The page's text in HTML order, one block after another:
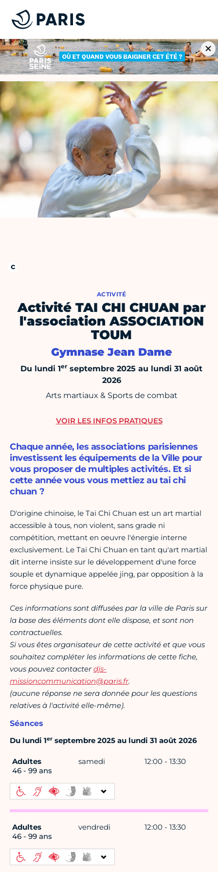
ACTIVITÉ
Activité TAI CHI CHUAN par
l'association ASSOCIATION
TOUM
Gymnase Jean Dame
Du lundi 1er septembre 2025 au lundi 31 août
2026
Arts martiaux & Sports de combat
Chaque année, les associations parisiennes
investissent les équipements de la Ville pour
vous proposer de multiples activités. Et si
cette année vous vous mettiez au tai chi
chuan ?
D'origine chinoise, le Tai Chi Chuan est un art martial
accessible à tous, non violent, sans grade ni
compétition, mettant en oeuvre l'énergie interne
exclusivement. Le Tai Chi Chuan en tant qu'art martial
dit interne insiste sur le développement d'une force
souple et dynamique appelée jing, par opposition à la
force physique pure.
Ces informations sont diffusées par la ville de Paris sur
la base des éléments dont elle dispose, et sont non
contractuelles.
Si vous êtes organisateur de cette activité et que vous
souhaitez compléter les informations de cette fiche,
vous pouvez contacterdjs-
missioncommunication@paris.fr.
(aucune réponse ne sera donnée pour les questions
relatives à l'activité elle-même).
Séances
Du lundi 1er septembre 2025 au lundi 31 août 2026
Adultes
46 - 99 ans
samedi 12:00 - 13:30
Adultes
46 - 99 ans
vendredi 12:00 - 13:30
VOIR LES INFOS PRATIQUES